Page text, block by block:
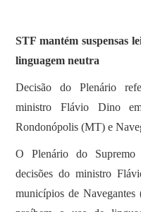
STF mantém suspensas
linguagem neutra
Decisão do Plenário
ministro Flávio Dino
Rondonópolis (MT) e
O Plenário do Supremo
decisões do ministro
municípios de